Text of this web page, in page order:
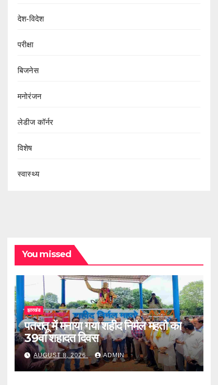
देश-विदेश
परीक्षा
बिजनेस
मनोरंजन
लेडीज कॉर्नर
विशेष
स्वास्थ्य
You missed
झारखंड
पतरातू में मनाया गया शहीद निर्मल महतो का
39वां शहादत दिवस
AUGUST 8, 2026 ADMIN